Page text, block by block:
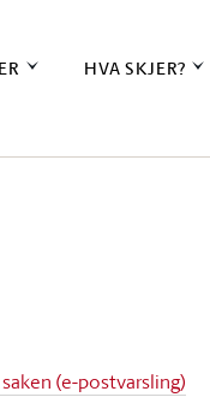
HVA SKJER?
saken (e-postvarsling)